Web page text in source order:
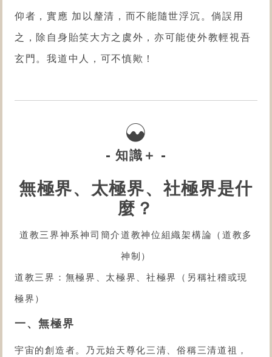
仰者，實應 加以釐清，而不能隨世浮沉。倘誤用
之，除自身貽笑大方之虞外，亦可能使外教輕視吾
玄門。我道中人，可不慎歟！
- 知識＋ -
無極界、太極界、社極界是什
麼？
道教三界神系神司簡介道教神位組織架構論（道教多
神制）
道教三界：無極界、太極界、社極界（另稱社稽或現
極界）
一、無極界
宇宙的創造者。乃元始天尊化三清、俗稱三清道祖，